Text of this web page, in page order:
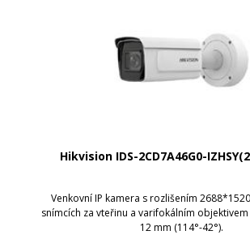
Hikvision IDS-2CD7A46G0-
Venkovní IP kamera s rozlišením
snímcích za vteřinu a varifokálním
12 mm (114°-42°).